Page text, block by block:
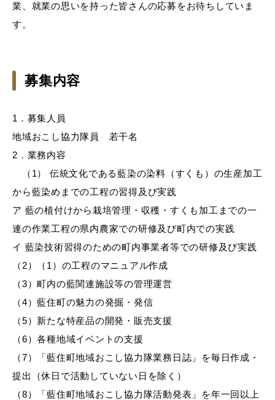
業、就業の思いを持った皆さんの応募をお待ちしていま
す。
募集内容
1．募集人員
地域おこし協力隊員 若干名
2．業務内容
（1） 伝統文化である藍染の染料（すくも）の生産加工
から藍染めまでの工程の習得及び実践
ア 藍の植付けから栽培管理・収穫・すくも加工までの一
連の作業工程の県内農家での研修及び町内での実践
イ 藍染技術習得のための町内事業者等での研修及び実践
（2）（1）の工程のマニュアル作成
（3）町内の藍関連施設等の管理運営
（4）藍住町の魅力の発掘・発信
（5）新たな特産品の開発・販売支援
（6）各種地域イベントの支援
（7）「藍住町地域おこし協力隊業務日誌」を毎日作成・
提出（休日で活動していない日を除く）
（8）「藍住町地域おこし協力隊活動発表」を年一回以上